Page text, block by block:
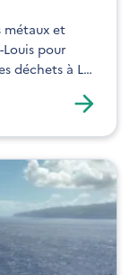
métaux et
Louis pour
déchets à La